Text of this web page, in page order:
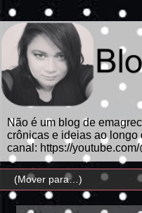
Não é um blog de
crônicas e ideias ao longo
canal: https://